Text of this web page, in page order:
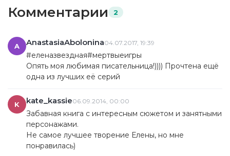
Комментарии 2
A AnastasiaAbolonina04.07.2017, 19:39
#еленазвездная#мертвыеигры
Опять моя любимая писательница!)))) Прочтена ещё
одна из лучших её серий
K kate_kassie06.09.2014, 00:00
Забавная книга с интересным сюжетом и занятными
персонажами.
Не самое лучшее творение Елены, но мне
понравилась)